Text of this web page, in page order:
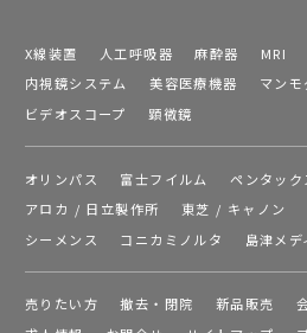
X線装置 人工呼吸器 麻酔器 MRI
内視鏡システム
美容医療機器 マン
ビデオスコープ
顕微鏡
オリンパス 富士フイルム ペンタック
アロカ / 日立製作所
東芝 / キャノン
シーメンス
コニカミノルタ 島津メデ
売りたい方 撤去・閉院 新品販売